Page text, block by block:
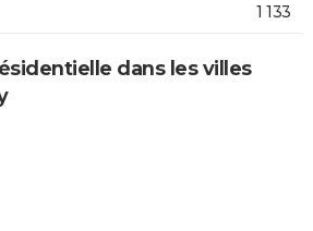
1 133
dans les villes